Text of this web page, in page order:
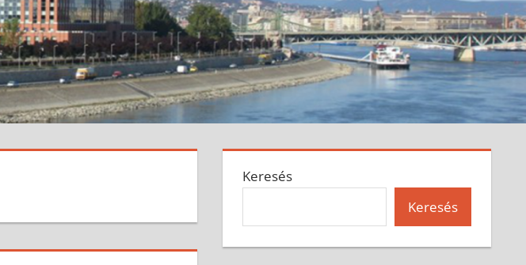
Keresés
Keresés